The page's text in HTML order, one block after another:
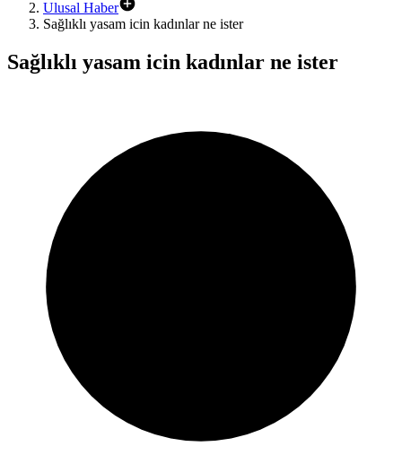
Ulusal Haber
Sağlıklı yasam icin kadınlar ne ister
Sağlıklı yasam icin kadınlar ne ister